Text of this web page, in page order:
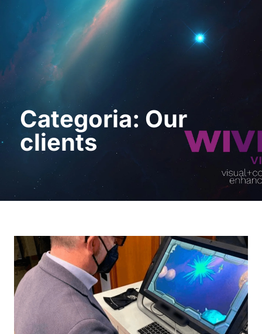
demostració
Categoria: Our
clients